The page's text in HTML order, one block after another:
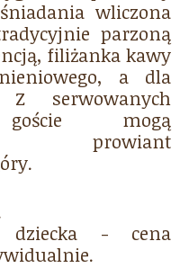
wliczona
parzoną
filiżanka kawy
a dla
serwowanych
mogą
prowiant
dziecka - cena